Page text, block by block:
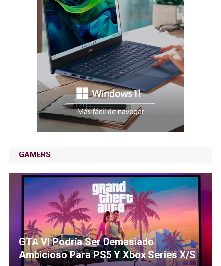
GAMERS
GTA VI Podría Ser Demasiado
Ambicioso Para PS5 Y Xbox Series X/S